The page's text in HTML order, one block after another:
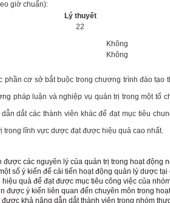
giờ chuẩn):
Lý thuyết
22
Không
Không
phần cơ sở bắt buộc trong chương trình đào
pháp luận và nghiệp vụ quản trị trong một tổ
dắt các thành viên khác để đạt mục tiêu
trong lĩnh vực dược đạt được hiệu quả cao nhất.
được các nguyên lý của quản trị trong hoạt động
số ý kiến để cải tiến hoạt động quản lý dược
hiệu quả để đạt được mục tiêu công việc của
được ý kiến liên quan đến chuyên môn trong
được khả năng dẫn dắt thành viên trong nhóm